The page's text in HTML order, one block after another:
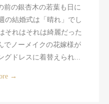
前の銀杏木の若葉も日に
の結婚式は「晴れ」でし
それはそれは綺麗だった
でノーメイクの花嫁様が
ドレスに着替えられ...
→